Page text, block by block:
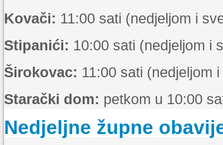
Kovači: 11:00 sati (nedjeljom i
Stipanići: 10:00 sati (nedjeljom i
Širokovac: 11:00 sati (nedjeljom
Starački dom: petkom u 10:00
Nedjeljne župne